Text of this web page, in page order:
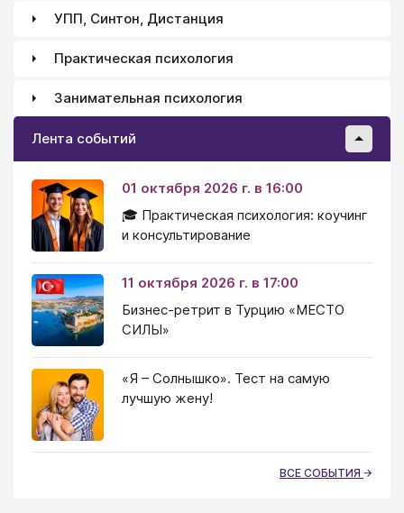
УПП, Синтон, Дистанция
Практическая психология
Занимательная психология
Лента событий
01 октября 2026 г. в 16:00
🎓 Практическая психология: коучинг
и консультирование
11 октября 2026 г. в 17:00
Бизнес-ретрит в Турцию «МЕСТО
СИЛЫ»
«Я – Солнышко». Тест на самую
лучшую жену!
ВСЕ СОБЫТИЯ